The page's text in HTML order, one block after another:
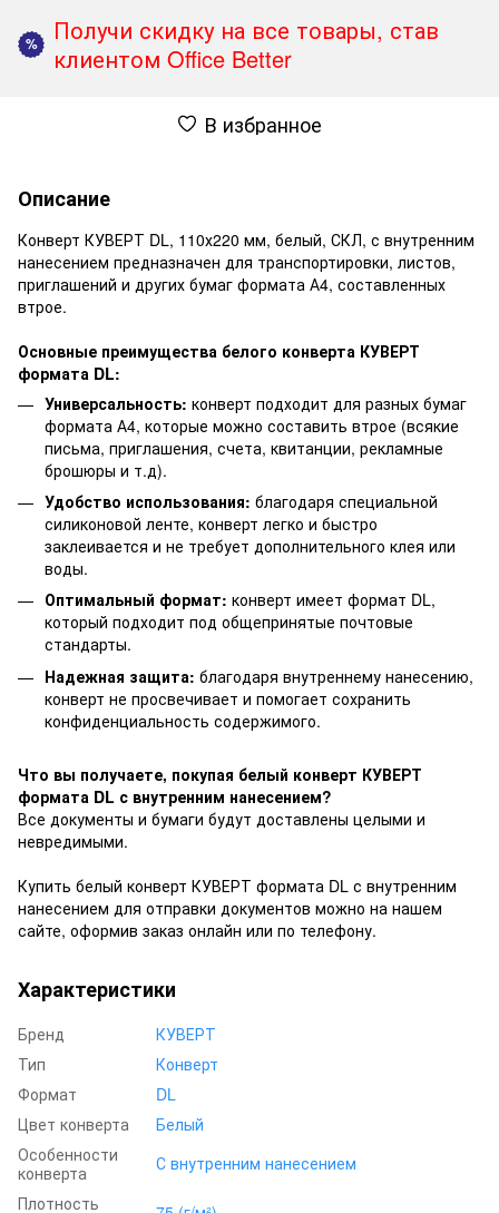
%
Получи скидку на все товары, став
клиентом Office Better
В избранное
Описание
Конверт КУВЕРТ DL, 110х220 мм, белый, СКЛ, с внутренним
нанесением предназначен для транспортировки, листов,
приглашений и других бумаг формата А4, составленных
втрое.
Основные преимущества белого конверта КУВЕРТ
формата DL:
Универсальность: конверт подходит для разных бумаг
формата А4, которые можно составить втрое (всякие
письма, приглашения, счета, квитанции, рекламные
брошюры и т.д).
Удобство использования: благодаря специальной
силиконовой ленте, конверт легко и быстро
заклеивается и не требует дополнительного клея или
воды.
Оптимальный формат: конверт имеет формат DL,
который подходит под общепринятые почтовые
стандарты.
Надежная защита: благодаря внутреннему нанесению,
конверт не просвечивает и помогает сохранить
конфиденциальность содержимого.
Что вы получаете, покупая белый конверт КУВЕРТ
формата DL с внутренним нанесением?
Все документы и бумаги будут доставлены целыми и
невредимыми.
Купить белый конверт КУВЕРТ формата DL с внутренним
нанесением для отправки документов можно на нашем
сайте, оформив заказ онлайн или по телефону.
Характеристики
Бренд
КУВЕРТ
Тип
Конверт
Формат
DL
Цвет конверта
Белый
Особенности
конверта
С внутренним нанесением
Плотность